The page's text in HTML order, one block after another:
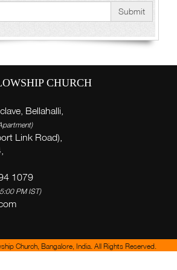
Submit
CHURCH
Bellahalli,
Link Road),
1079
PM IST)
Church, Bangalore, India. All Rights Reserved.